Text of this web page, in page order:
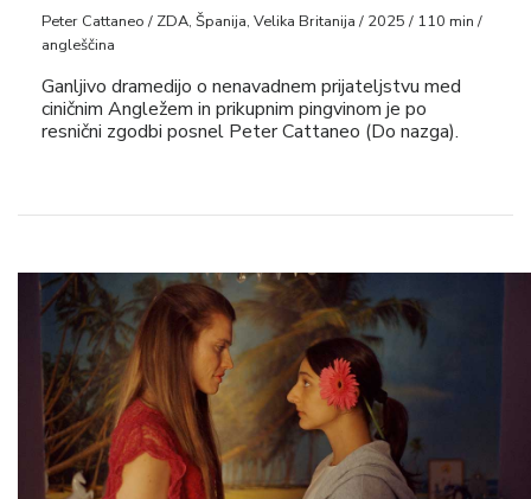
Peter Cattaneo / ZDA, Španija, Velika Britanija / 2025 / 110 min /
angleščina
Ganljivo dramedijo o nenavadnem prijateljstvu med
ciničnim Angležem in prikupnim pingvinom je po
resnični zgodbi posnel Peter Cattaneo (Do nazga).